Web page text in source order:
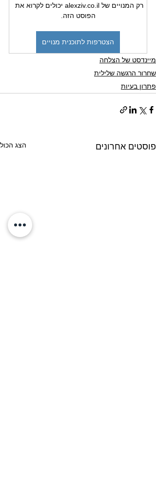
רק המנויים של alexziv.co.il יכולים לקרוא את
הפוסט הזה.
הצטרפות לתוכנית מנויים
מיינדסט של הצלחה
שחרור הרגשה שלילית
פתרון בעיות
פוסטים אחרונים הצג הכול